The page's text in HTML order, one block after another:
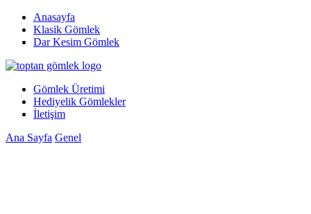
Anasayfa
Klasik Gömlek
Dar Kesim Gömlek
Gömlek Üretimi
Hediyelik Gömlekler
İletişim
Ana Sayfa Genel